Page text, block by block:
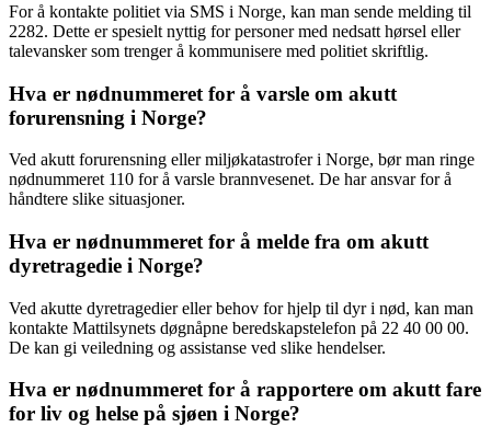
For å kontakte politiet via SMS i Norge, kan man sende melding til
2282. Dette er spesielt nyttig for personer med nedsatt hørsel eller
talevansker som trenger å kommunisere med politiet skriftlig.
Hva er nødnummeret for å varsle om akutt
forurensning i Norge?
Ved akutt forurensning eller miljøkatastrofer i Norge, bør man ringe
nødnummeret 110 for å varsle brannvesenet. De har ansvar for å
håndtere slike situasjoner.
Hva er nødnummeret for å melde fra om akutt
dyretragedie i Norge?
Ved akutte dyretragedier eller behov for hjelp til dyr i nød, kan man
kontakte Mattilsynets døgnåpne beredskapstelefon på 22 40 00 00.
De kan gi veiledning og assistanse ved slike hendelser.
Hva er nødnummeret for å rapportere om akutt fare
for liv og helse på sjøen i Norge?